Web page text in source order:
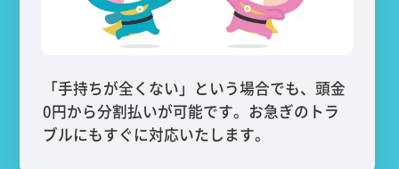
「手持ちが全くない」という場合でも、頭金
0円から分割払いが可能です。お急ぎのトラ
ブルにもすぐに対応いたします。